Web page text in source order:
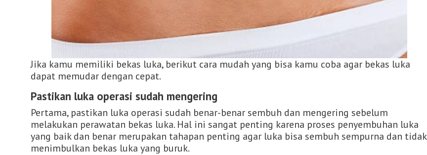
Jika kamu memiliki bekas luka, berikut cara mudah yang bisa kamu coba agar bekas luka
dapat memudar dengan cepat.
Pastikan luka operasi sudah mengering
Pertama, pastikan luka operasi sudah benar-benar sembuh dan mengering sebelum
melakukan perawatan bekas luka. Hal ini sangat penting karena proses penyembuhan luka
yang baik dan benar merupakan tahapan penting agar luka bisa sembuh sempurna dan tidak
menimbulkan bekas luka yang buruk.